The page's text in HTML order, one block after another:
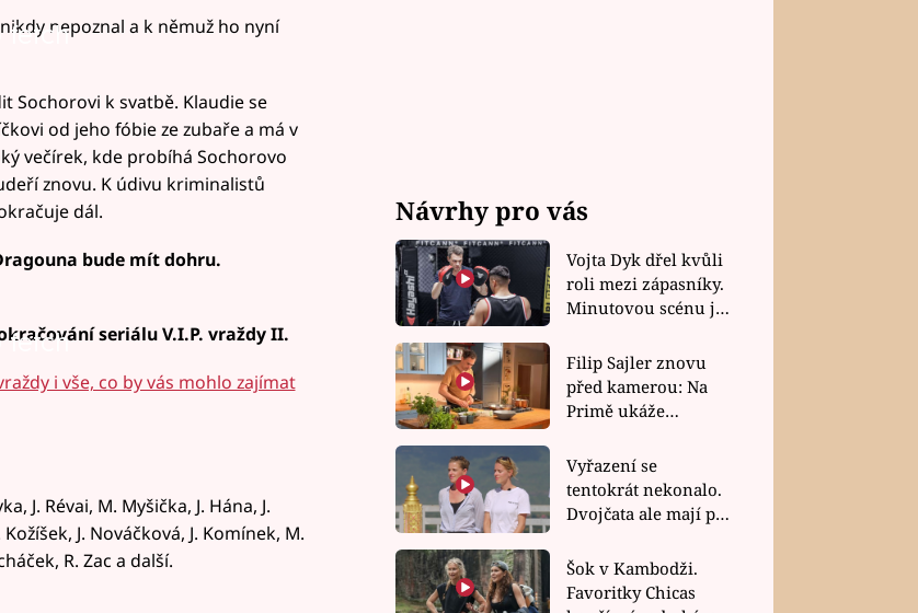
fetchnepoznal a k němuž ho nyní
Sochorovi k svatbě. Klaudie se
od jeho fóbie ze zubaře a má v
večírek, kde probíhá Sochorovo
znovu. K údivu kriminalistů
dál.
bude mít dohru.
fetch
seriálu V.I.P. vraždy II.
i vše, co by vás mohlo zajímat
J. Révai, M. Myšička, J. Hána, J.
J. Nováčková, J. Komínek, M.
R. Zac a další.
Návrhy pro vás
Vojta Dyk dřel kvůli
roli mezi zápasníky.
Minutovou scénu jel
Filip Sajler znovu
před kamerou: Na
Primě ukáže
rychlé recepty
Vyřazení se
tentokrát nekonalo.
Dvojčata ale mají po
závodu nůž na krku
Šok v Kambodži.
Favoritky Chicas